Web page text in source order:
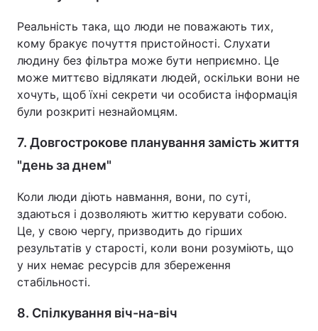
Реальність така, що люди не поважають тих,
кому бракує почуття пристойності. Слухати
людину без фільтра може бути неприємно. Це
може миттєво відлякати людей, оскільки вони не
хочуть, щоб їхні секрети чи особиста інформація
були розкриті незнайомцям.
7. Довгострокове планування замість життя
"день за днем"
Коли люди діють навмання, вони, по суті,
здаються і дозволяють життю керувати собою.
Це, у свою чергу, призводить до гірших
результатів у старості, коли вони розуміють, що
у них немає ресурсів для збереження
стабільності.
8. Спілкування віч-на-віч